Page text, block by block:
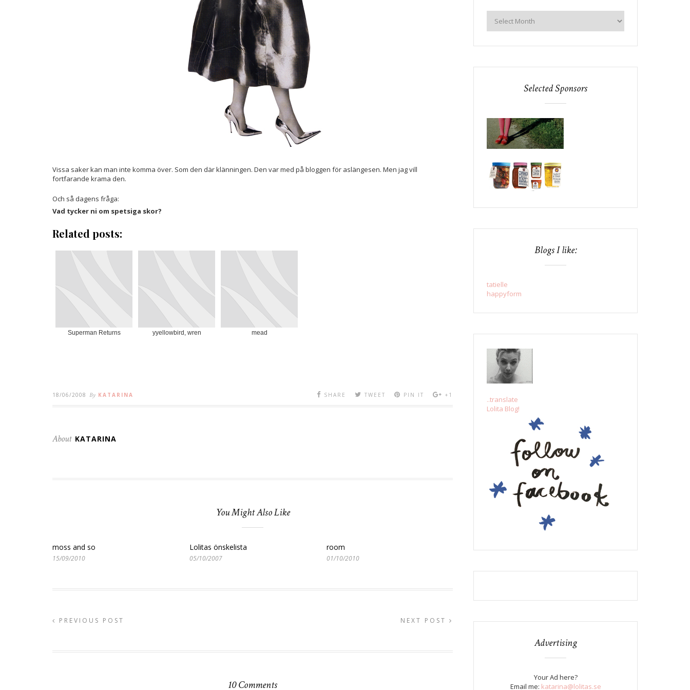
Vissa saker kan man inte komma över. Som den där klänningen. Den var med på bloggen för aslängesen. Men jag vill
fortfarande krama den.
Och så dagens fråga:
Vad tycker ni om spetsiga skor?
Related posts:
Superman Returns yyellowbird, wren mead
18/06/2008 By KATARINA SHARE TWEET PIN IT +1
About KATARINA
You Might Also Like
moss and so
15/09/2010
Lolitas önskelista
05/10/2007
room
01/10/2010
PREVIOUS POST NEXT POST
10 Comments
Selected Sponsors
Blogs I like:
tatielle
happyform
..translate
Lolita Blog!
Advertising
Your Ad here?
Email me: katarina@lolitas.se